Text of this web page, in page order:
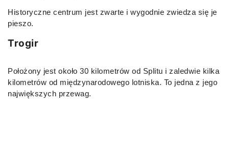
Historyczne centrum jest zwarte i wygodnie zwiedza się je
pieszo.
Trogir
Położony jest około 30 kilometrów od Splitu i zaledwie kilka
kilometrów od międzynarodowego lotniska. To jedna z jego
największych przewag.